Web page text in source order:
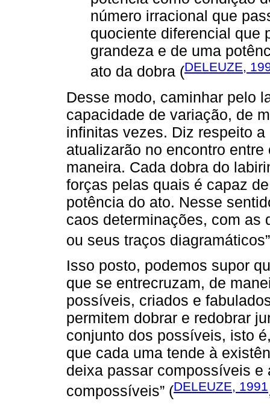
número irracional que
quociente diferencial que
grandeza e de uma
ato da dobra (DELEUZE,
Desse modo, caminhar pelo
capacidade de variação, de
infinitas vezes. Diz respeito
atualizarão no encontro
maneira. Cada dobra do
forças pelas quais é capaz
potência do ato. Nesse
caos determinações, com as
ou seus traços
Isso posto, podemos supor
que se entrecruzam, de
possíveis, criados e
permitem dobrar e redobrar
conjunto dos possíveis, isto
que cada uma tende à
deixa passar compossíveis e
compossíveis” (DELEUZE, 1991